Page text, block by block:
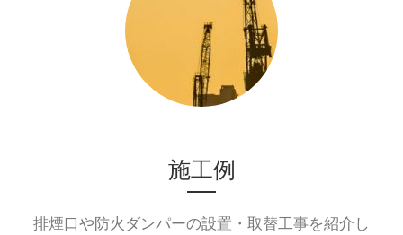
施工例
排煙口や防火ダンパーの設置・取替工事を紹介し